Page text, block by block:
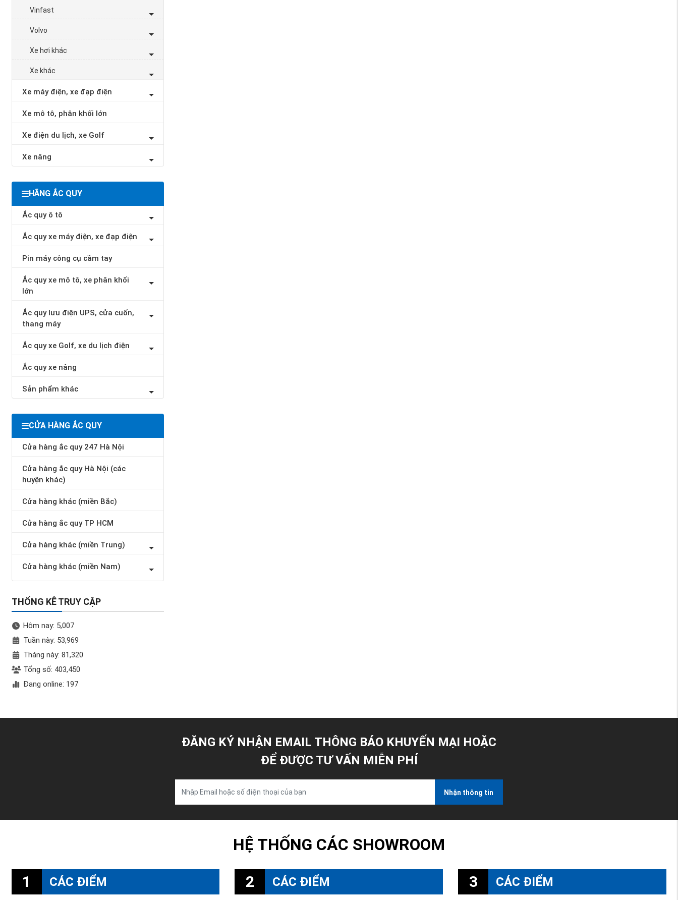
Vinfast
Volvo
Xe hơi khác
Xe khác
Xe máy điện, xe đạp điện
Xe mô tô, phân khối lớn
Xe điện du lịch, xe Golf
Xe nâng
HÃNG ẮC QUY
Ắc quy ô tô
Ắc quy xe máy điện, xe đạp điện
Pin máy công cụ cầm tay
Ắc quy xe mô tô, xe phân khối
lớn
Ắc quy lưu điện UPS, cửa cuốn,
thang máy
Ắc quy xe Golf, xe du lịch điện
Ắc quy xe nâng
Sản phẩm khác
CỬA HÀNG ẮC QUY
Cửa hàng ắc quy 247 Hà Nội
Cửa hàng ắc quy Hà Nội (các
huyện khác)
Cửa hàng khác (miền Bắc)
Cửa hàng ắc quy TP HCM
Cửa hàng khác (miền Trung)
Cửa hàng khác (miền Nam)
THỐNG KÊ TRUY CẬP
Hôm nay: 5,007
Tuần này: 53,969
Tháng này: 81,320
Tổng số: 403,450
Đang online: 197
ĐĂNG KÝ NHẬN EMAIL THÔNG BÁO KHUYẾN MẠI HOẶC
ĐỂ ĐƯỢC TƯ VẤN MIỄN PHÍ
Nhận thông tin
HỆ THỐNG CÁC SHOWROOM
1 CÁC ĐIỂM 2 CÁC ĐIỂM 3 CÁC ĐIỂM